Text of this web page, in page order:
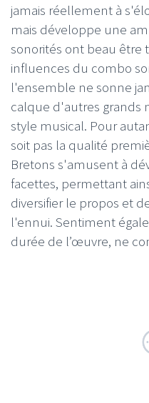
jamais réellement à
mais développe une
sonorités ont beau être
influences du combo
l'ensemble ne sonne
calque d'autres grands
style musical. Pour
soit pas la qualité
Bretons s'amusent à
facettes, permettant
diversifier le propos et
l'ennui. Sentiment
durée de l’œuvre, ne